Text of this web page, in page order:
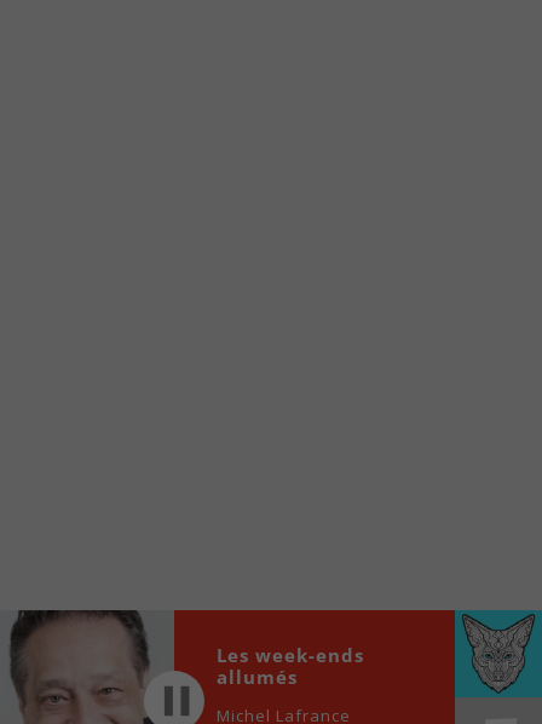
locale vous sont maintenant accessibles en un clic!
Player
00:00
Les week-ends
allumés
Michel Lafrance